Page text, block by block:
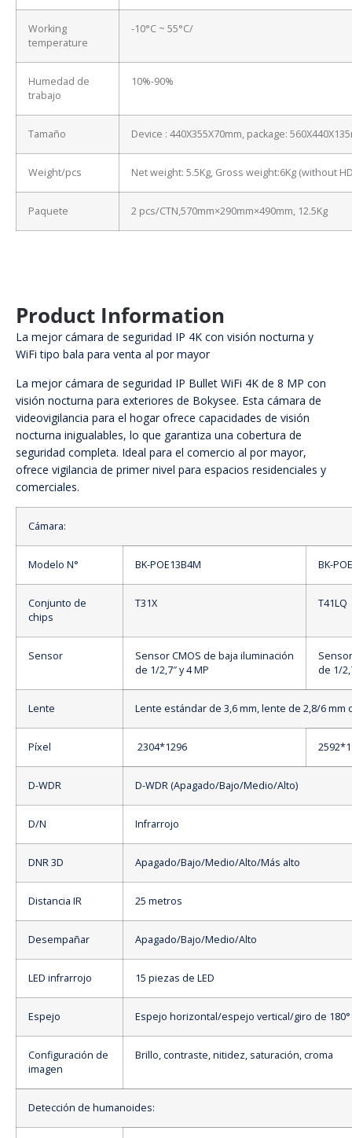
Working
temperature
-10°C ~ 55°C/
Humedad de
trabajo
10%-90%
Tamaño Device : 440X355X70mm, package:
Weight/pcs Net weight: 5.5Kg, Gross weight:6Kg (without
Paquete 2 pcs/CTN,570mm×290mm×490mm, 12.5Kg
Product Information
La mejor cámara de seguridad IP 4K con visión nocturna y
WiFi tipo bala para venta al por mayor
La mejor cámara de seguridad IP Bullet WiFi 4K de 8 MP con
visión nocturna para exteriores de Bokysee. Esta cámara de
videovigilancia para el hogar ofrece capacidades de visión
nocturna inigualables, lo que garantiza una cobertura de
seguridad completa. Ideal para el comercio al por mayor,
ofrece vigilancia de primer nivel para espacios residenciales y
comerciales.
Cámara:
Modelo N° BK-POE13B4M BK-
Conjunto de
chips
T31X T41LQ
Sensor
Sensor CMOS de baja iluminación
de 1/2,7″ y 4 MP
de 1/
Lente Lente estándar de 3,6 mm, lente de 2,8/6 mm
Píxel 2304*1296
D-WDR D-WDR (Apagado/Bajo/Medio/Alto)
D/N Infrarrojo
DNR 3D Apagado/Bajo/Medio/Alto/Más alto
Distancia IR 25 metros
Desempañar Apagado/Bajo/Medio/Alto
LED infrarrojo 15 piezas de LED
Espejo Espejo horizontal/espejo vertical/giro de 180°
Configuración de
imagen
Brillo, contraste, nitidez, saturación, croma
Detección de humanoides: